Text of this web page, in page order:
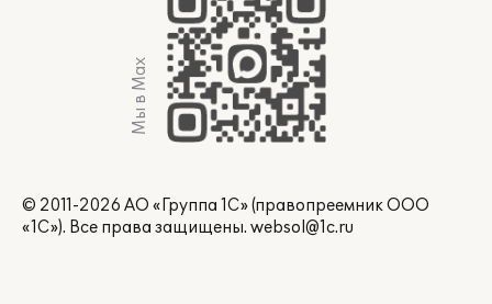
Мы в Max
© 2011-2026 АО «Группа 1С» (правопреемник ООО
«1С»). Все права защищены. websol@1c.ru